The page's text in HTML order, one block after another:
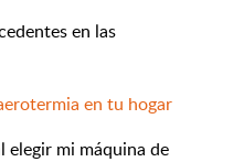
en las
en tu hogar
elegir mi máquina de